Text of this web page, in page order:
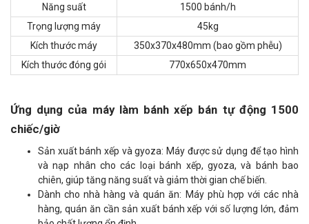
Năng suất
1500 bánh/h
Trọng lượng máy
45kg
Kích thước máy
350x370x480mm (bao gồm phễu)
Kích thước đóng gói
770x650x470mm
Ứng dụng của máy làm bánh xếp bán tự động 1500
chiếc/giờ
Sản xuất bánh xếp và gyoza: Máy được sử dụng để tạo hình
và nạp nhân cho các loại bánh xếp, gyoza, và bánh bao
chiên, giúp tăng năng suất và giảm thời gian chế biến.
Dành cho nhà hàng và quán ăn: Máy phù hợp với các nhà
hàng, quán ăn cần sản xuất bánh xếp với số lượng lớn, đảm